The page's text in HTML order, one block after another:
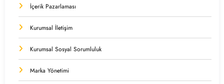
İçerik Pazarlaması
Kurumsal İletişim
Kurumsal Sosyal Sorumluluk
Marka Yönetimi